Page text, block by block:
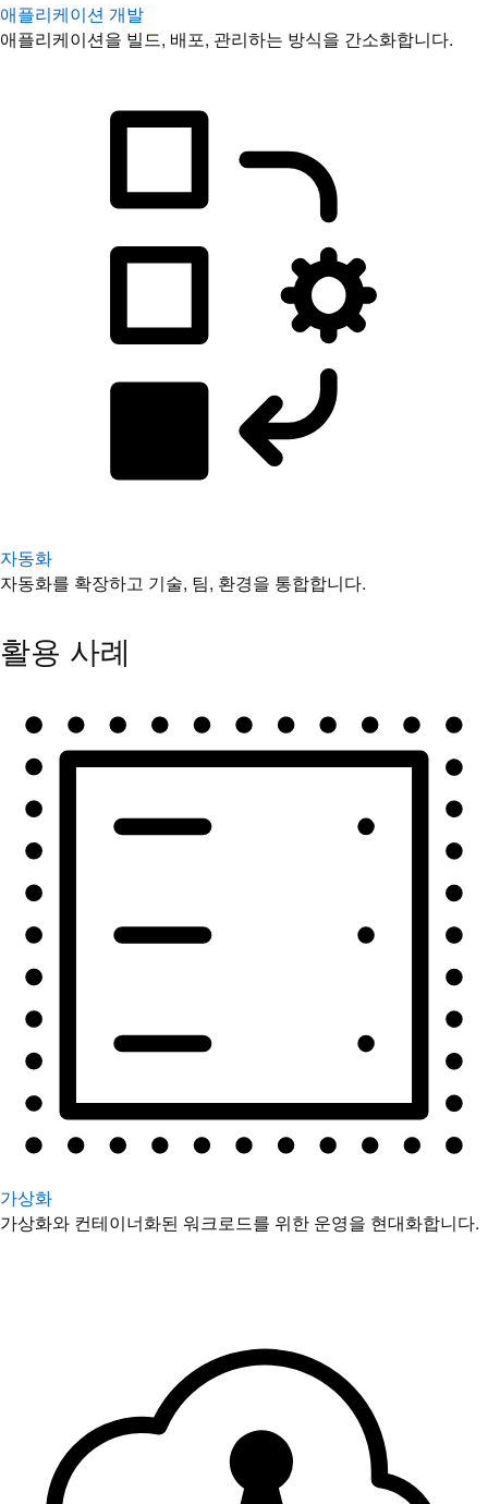
애플리케이션 개발
애플리케이션을 빌드, 배포, 관리하는 방식을 간소화합니다.
자동화
자동화를 확장하고 기술, 팀, 환경을 통합합니다.
활용 사례
가상화
가상화와 컨테이너화된 워크로드를 위한 운영을 현대화합니다.